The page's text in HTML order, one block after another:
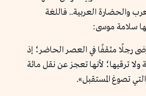
والحضارة العربية.. فاللغة
سلامة موسى:
رجلًا مثقفًا في العصر الحاضر؛ إذ
ولا ترقيها؛ لأنها تعجز عن نقل مائة
تصوغ المستقبل».